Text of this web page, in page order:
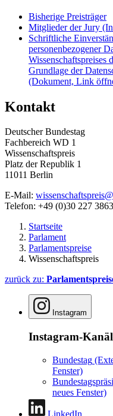
Bisherige Preisträger
Mitglieder der Jury
Schriftliche
personenbezogener
Wissenschaftspreises
Grundlage der
(Dokument, Link
Kontakt
Deutscher Bundestag
Fachbereich WD 1
Wissenschaftspreis
Platz der Republik 1
11011 Berlin
E-Mail:
Telefon: +49 (0)30 227
Startseite
Parlament
Parlamentspreise
Wissenschaftspreis
zurück zu:
Instagram
Instagram-
Bundestag
Fenster)
neues Fenster)
LinkedIn